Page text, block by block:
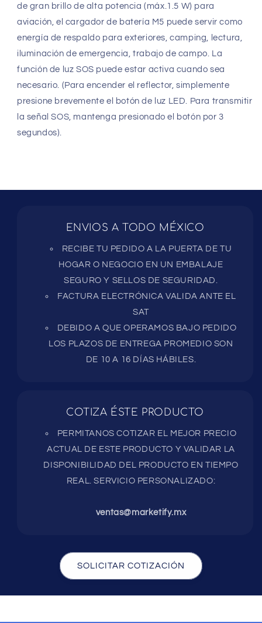
de gran brillo de alta potencia (máx.1.5 W) para
aviación, el cargador de batería M5 puede servir como
energía de respaldo para exteriores, camping, lectura,
iluminación de emergencia, trabajo de campo. La
función de luz SOS puede estar activa cuando sea
necesario. (Para encender el reflector, simplemente
presione brevemente el botón de luz LED. Para transmitir
la señal SOS, mantenga presionado el botón por 3
segundos).
ENVIOS A TODO MÉXICO
RECIBE TU PEDIDO A LA PUERTA DE TU
HOGAR O NEGOCIO EN UN EMBALAJE
SEGURO Y SELLOS DE SEGURIDAD.
FACTURA ELECTRÓNICA VALIDA ANTE EL
SAT
DEBIDO A QUE OPERAMOS BAJO PEDIDO
LOS PLAZOS DE ENTREGA PROMEDIO SON
DE 10 A 16 DÍAS HÁBILES.
COTIZA ÉSTE PRODUCTO
PERMITANOS COTIZAR EL MEJOR PRECIO
ACTUAL DE ESTE PRODUCTO Y VALIDAR LA
DISPONIBILIDAD DEL PRODUCTO EN TIEMPO
REAL. SERVICIO PERSONALIZADO:
ventas@marketify.mx
SOLICITAR COTIZACIÓN